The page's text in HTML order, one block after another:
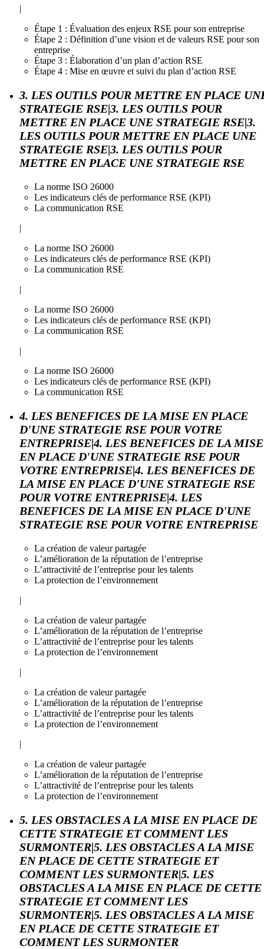
|
Étape 1 : Évaluation des enjeux RSE pour son entreprise
Étape 2 : Définition d’une vision et de valeurs RSE pour son
entreprise
Étape 3 : Élaboration d’un plan d’action RSE
Étape 4 : Mise en œuvre et suivi du plan d’action RSE
3. LES OUTILS POUR METTRE EN PLACE
STRATEGIE RSE|3. LES OUTILS POUR
METTRE EN PLACE UNE STRATEGIE RSE|3.
LES OUTILS POUR METTRE EN PLACE UNE
STRATEGIE RSE|3. LES OUTILS POUR
METTRE EN PLACE UNE STRATEGIE RSE
La norme ISO 26000
Les indicateurs clés de performance RSE (KPI)
La communication RSE
|
La norme ISO 26000
Les indicateurs clés de performance RSE (KPI)
La communication RSE
|
La norme ISO 26000
Les indicateurs clés de performance RSE (KPI)
La communication RSE
|
La norme ISO 26000
Les indicateurs clés de performance RSE (KPI)
La communication RSE
4. LES BENEFICES DE LA MISE EN PLACE
D'UNE STRATEGIE RSE POUR VOTRE
ENTREPRISE|4. LES BENEFICES DE LA MISE
EN PLACE D'UNE STRATEGIE RSE POUR
VOTRE ENTREPRISE|4. LES BENEFICES DE
LA MISE EN PLACE D'UNE STRATEGIE RSE
POUR VOTRE ENTREPRISE|4. LES
BENEFICES DE LA MISE EN PLACE D'UNE
STRATEGIE RSE POUR VOTRE ENTREPRISE
La création de valeur partagée
L’amélioration de la réputation de l’entreprise
L’attractivité de l’entreprise pour les talents
La protection de l’environnement
|
La création de valeur partagée
L’amélioration de la réputation de l’entreprise
L’attractivité de l’entreprise pour les talents
La protection de l’environnement
|
La création de valeur partagée
L’amélioration de la réputation de l’entreprise
L’attractivité de l’entreprise pour les talents
La protection de l’environnement
|
La création de valeur partagée
L’amélioration de la réputation de l’entreprise
L’attractivité de l’entreprise pour les talents
La protection de l’environnement
5. LES OBSTACLES A LA MISE EN PLACE DE
CETTE STRATEGIE ET COMMENT LES
SURMONTER|5. LES OBSTACLES A LA MISE
EN PLACE DE CETTE STRATEGIE ET
COMMENT LES SURMONTER|5. LES
OBSTACLES A LA MISE EN PLACE DE CETTE
STRATEGIE ET COMMENT LES
SURMONTER|5. LES OBSTACLES A LA MISE
EN PLACE DE CETTE STRATEGIE ET
COMMENT LES SURMONTER